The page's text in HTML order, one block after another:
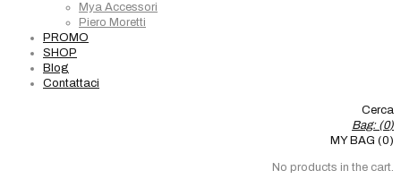
Mya Accessori
Piero Moretti
PROMO
SHOP
Blog
Contattaci
Cerca
Bag: (0)
MY BAG (0)
No products in the cart.